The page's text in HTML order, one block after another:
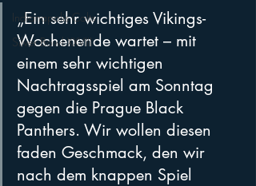
Indianapolis Colts
Silver Bowl XXVIII
„Ein sehr wichtiges Vikings-
Wochenende wartet – mit
einem sehr wichtigen
Nachtragsspiel am Sonntag
gegen die Prague Black
Panthers. Wir wollen diesen
faden Geschmack, den wir
nach dem knappen Spiel